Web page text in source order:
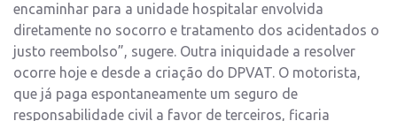
encaminhar para a unidade hospitalar envolvida
diretamente no socorro e tratamento dos acidentados o
justo reembolso”, sugere. Outra iniquidade a resolver
ocorre hoje e desde a criação do DPVAT. O motorista,
que já paga espontaneamente um seguro de
responsabilidade civil a favor de terceiros, ficaria